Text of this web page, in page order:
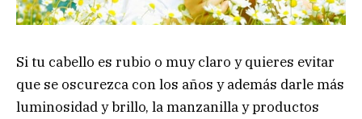
Si tu cabello es rubio o muy claro y quieres evitar
que se oscurezca con los años y además darle más
luminosidad y brillo, la manzanilla y productos